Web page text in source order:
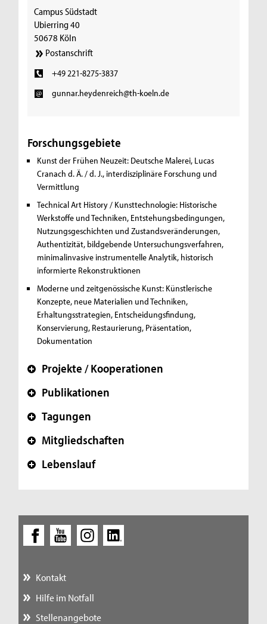
Campus Südstadt
Ubierring 40
50678 Köln
Postanschrift
+49 221-8275-3837
gunnar.heydenreich@th-koeln.de
Forschungsgebiete
Kunst der Frühen Neuzeit: Deutsche Malerei, Lucas
Cranach d. Ä. / d. J., interdisziplinäre Forschung und
Vermittlung
Technical Art History / Kunsttechnologie: Historische
Werkstoffe und Techniken, Entstehungsbedingungen,
Nutzungsgeschichten und Zustandsveränderungen,
Authentizität, bildgebende Untersuchungsverfahren,
minimalinvasive instrumentelle Analytik, historisch
informierte Rekonstruktionen
Moderne und zeitgenössische Kunst: Künstlerische
Konzepte, neue Materialien und Techniken,
Erhaltungsstrategien, Entscheidungsfindung,
Konservierung, Restaurierung, Präsentation,
Dokumentation
+ Projekte / Kooperationen
+ Publikationen
+ Tagungen
+ Mitgliedschaften
+ Lebenslauf
Kontakt
Hilfe im Notfall
Stellenangebote